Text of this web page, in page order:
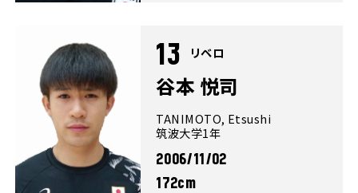
13 リベロ
谷本 悦司
TANIMOTO, Etsushi
筑波大学1年
2006/11/02
172cm